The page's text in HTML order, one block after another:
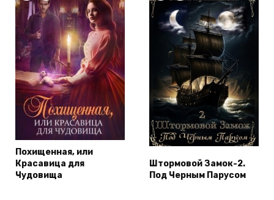
Похищенная, или
Красавица для
Чудовища
Штормовой Замок-2.
Под Черным Парусом